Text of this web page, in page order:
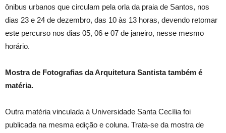
ônibus urbanos que circulam pela orla da praia de Santos, nos
dias 23 e 24 de dezembro, das 10 às 13 horas, devendo retomar
este percurso nos dias 05, 06 e 07 de janeiro, nesse mesmo
horário.
Mostra de Fotografias da Arquitetura Santista também é
matéria.
Outra matéria vinculada à Universidade Santa Cecília foi
publicada na mesma edição e coluna. Trata-se da mostra de